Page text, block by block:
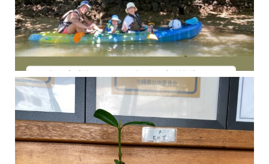
今年の1月にお店に植えたマングローブ(メヒルギ)の苗が成長してきました
マングロ